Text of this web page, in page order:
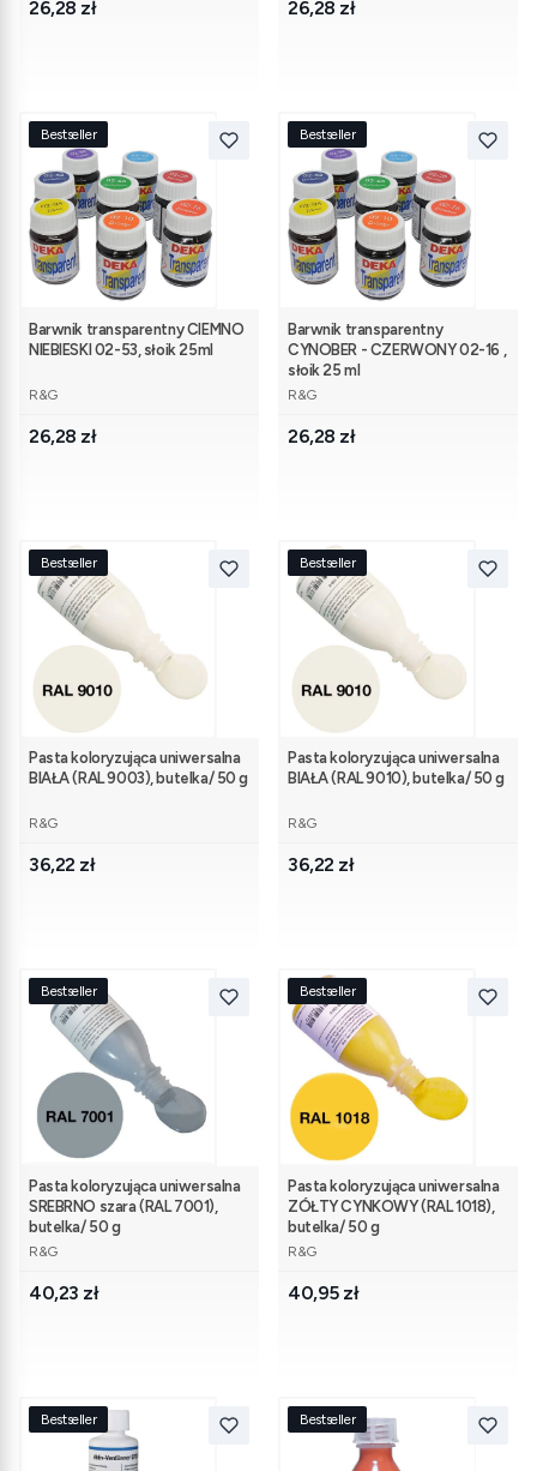
Cena
26,28 zł Cena
26,28 zł
Bestseller
Barwnik transparentny CIEMNO
NIEBIESKI 02-53, słoik 25ml
PRODUCENT
R&G
Cena
26,28 zł
Bestseller
Barwnik transparentny
CYNOBER - CZERWONY 02-16 ,
słoik 25 ml
PRODUCENT
R&G
Cena
26,28 zł
Bestseller
Pasta koloryzująca uniwersalna
BIAŁA (RAL 9003), butelka/ 50 g
PRODUCENT
R&G
Cena
36,22 zł
Bestseller
Pasta koloryzująca uniwersalna
BIAŁA (RAL 9010), butelka/ 50 g
PRODUCENT
R&G
Cena
36,22 zł
Bestseller
Pasta koloryzująca uniwersalna
SREBRNO szara (RAL 7001),
butelka/ 50 g
PRODUCENT
R&G
Cena
40,23 zł
Bestseller
Pasta koloryzująca uniwersalna
ZÓŁTY CYNKOWY (RAL 1018),
butelka/ 50 g
PRODUCENT
R&G
Cena
40,95 zł
Bestseller Bestseller